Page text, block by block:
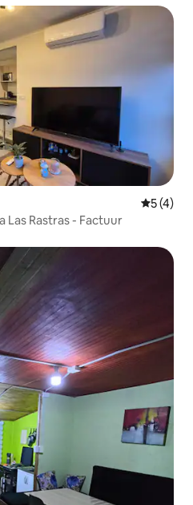
5 (4)
Las Rastras - Factuur